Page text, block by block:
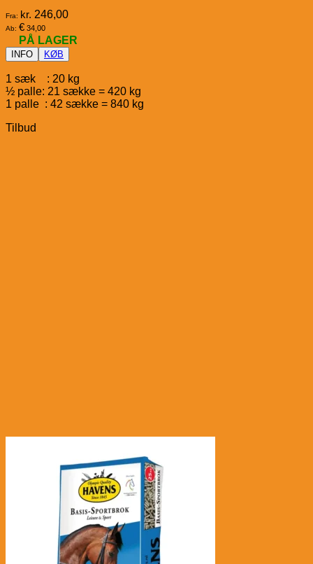
Fra: kr. 246,00
Ab: € 34,00
PÅ LAGER
INFO KØB
1 sæk : 20 kg
½ palle: 21 sække = 420 kg
1 palle : 42 sække = 840 kg
Tilbud